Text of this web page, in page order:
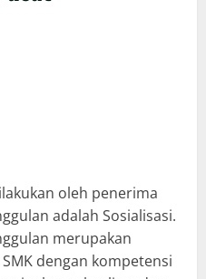
oleh penerima
adalah Sosialisasi.
merupakan
dengan kompetensi